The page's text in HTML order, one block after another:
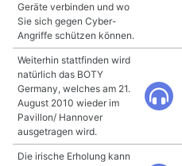
Geräte verbinden und wo
Sie sich gegen Cyber-
Angriffe schützen können.
Weiterhin stattfinden wird
natürlich das BOTY
Germany, welches am 21.
August 2010 wieder im
Pavillon/ Hannover
ausgetragen wird.
Die irische Erholung kann